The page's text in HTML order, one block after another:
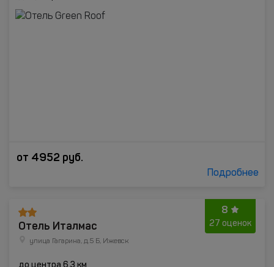
от 4952 руб.
Подробнее
8
27 оценок
Отель Италмас
улица Гагарина, д.5 Б, Ижевск
до центра 6.3 км